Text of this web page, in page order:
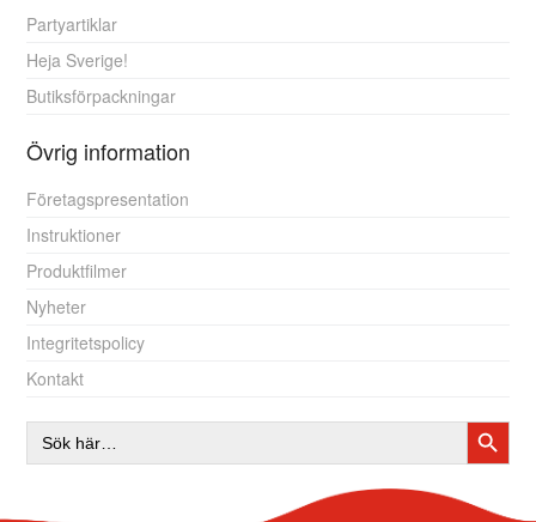
Partyartiklar
Heja Sverige!
Butiksförpackningar
Övrig information
Företagspresentation
Instruktioner
Produktfilmer
Nyheter
Integritetspolicy
Kontakt
Sök
efter: